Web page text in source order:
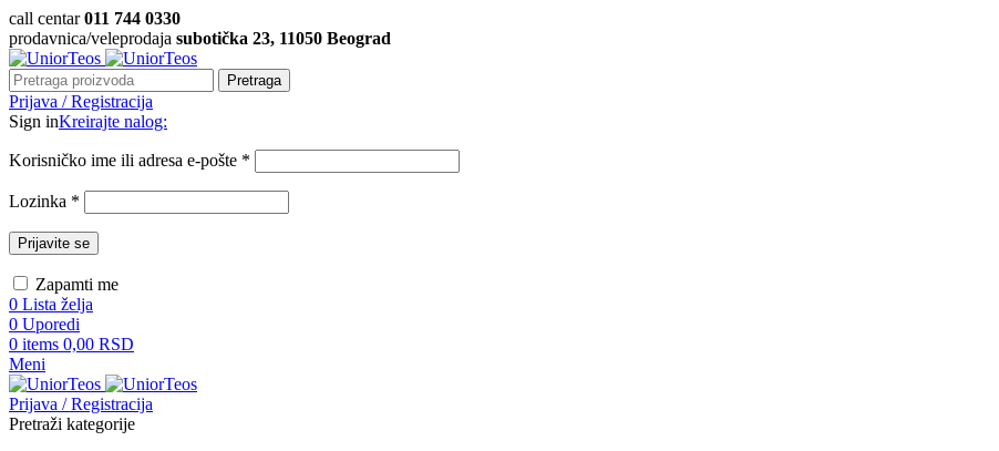
call centar011 744 0330
prodavnica/veleprodaja subotička 23, 11050 Beograd
Pretraga
Prijava / Registracija
Sign inKreirajte nalog:
Korisničko ime ili adresa e-pošte *
Lozinka *
Prijavite se
Zapamti me
0 Lista želja
0 Uporedi
0 items 0,00 RSD
Meni
Prijava / Registracija
Pretraži kategorije